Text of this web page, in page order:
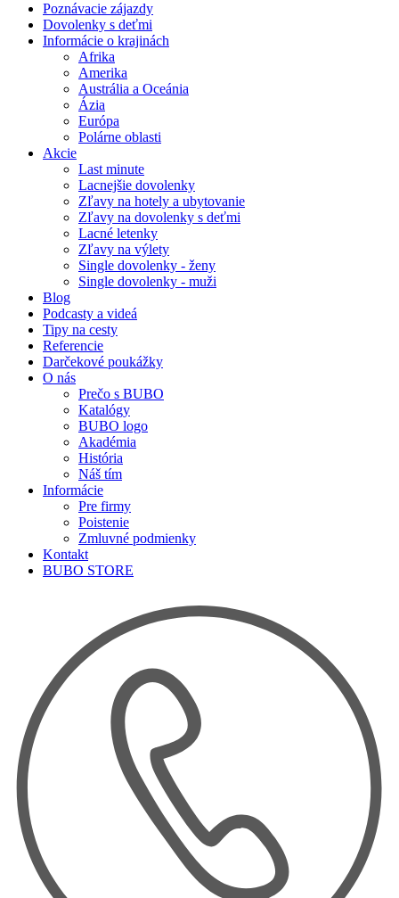
Poznávacie zájazdy
Dovolenky s deťmi
Informácie o krajinách
Afrika
Amerika
Austrália a Oceánia
Ázia
Európa
Polárne oblasti
Akcie
Last minute
Lacnejšie dovolenky
Zľavy na hotely a ubytovanie
Zľavy na dovolenky s deťmi
Lacné letenky
Zľavy na výlety
Single dovolenky - ženy
Single dovolenky - muži
Blog
Podcasty a videá
Tipy na cesty
Referencie
Darčekové poukážky
O nás
Prečo s BUBO
Katalógy
BUBO logo
Akadémia
História
Náš tím
Informácie
Pre firmy
Poistenie
Zmluvné podmienky
Kontakt
BUBO STORE